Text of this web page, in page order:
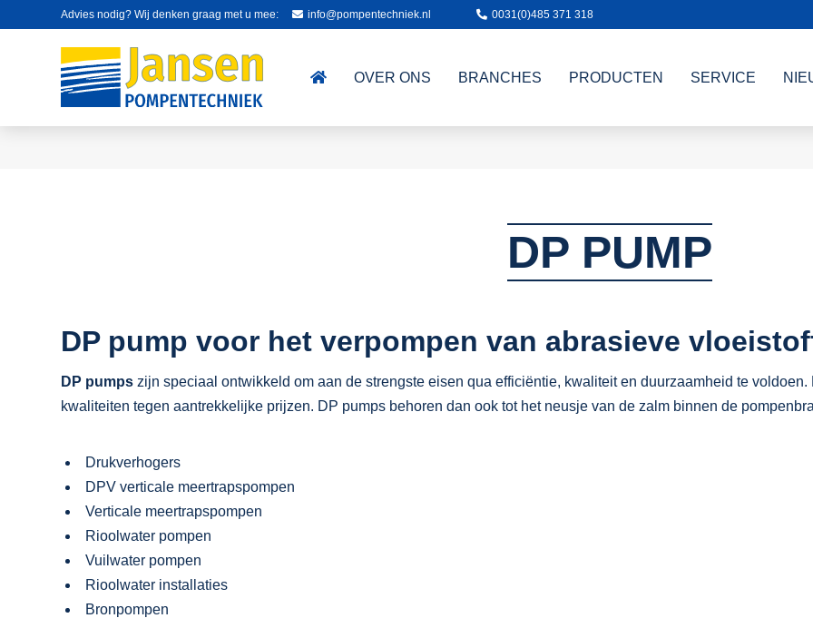
Advies nodig? Wij denken graag met u mee: info@pompentechniek.nl 0031(0)485 371 318
OVER ONS BRANCHES PRODUCTEN SERVICE
DP PUMP
DP pump voor het verpompen van abrasieve
DP pumps zijn speciaal ontwikkeld om aan de strengste eisen qua efficiëntie, kwaliteit en duurzaamheid te
kwaliteiten tegen aantrekkelijke prijzen. DP pumps behoren dan ook tot het neusje van de zalm binnen de
Drukverhogers
DPV verticale meertrapspompen
Verticale meertrapspompen
Rioolwater pompen
Vuilwater pompen
Rioolwater installaties
Bronpompen